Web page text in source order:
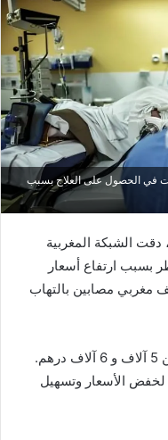
في الحصول على العلاج بسبب
، دقت الشبكة المغربية
بسبب ارتفاع أسعار
هذا الداء يهدد حياة قرابة 400 ألف مغربي مصابين بالتهاب
تبلغ تكلفة العلبة الواحدة من الدواء ما بين 5 آلاف و 6 آلاف درهم.
لخفض الأسعار وتسهيل